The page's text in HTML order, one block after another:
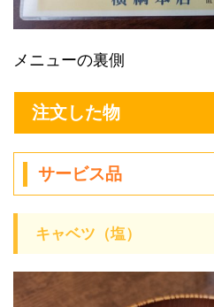
メニューの裏側
注文した物
サービス品
キャベツ（塩）